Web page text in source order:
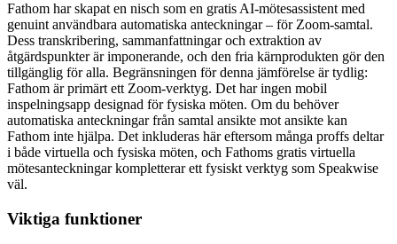
Fathom har skapat en nisch som en gratis AI-mötesassistent med
genuint användbara automatiska anteckningar – för Zoom-samtal.
Dess transkribering, sammanfattningar och extraktion av
åtgärdspunkter är imponerande, och den fria kärnprodukten gör den
tillgänglig för alla. Begränsningen för denna jämförelse är tydlig:
Fathom är primärt ett Zoom-verktyg. Det har ingen mobil
inspelningsapp designad för fysiska möten. Om du behöver
automatiska anteckningar från samtal ansikte mot ansikte kan
Fathom inte hjälpa. Det inkluderas här eftersom många proffs deltar
i både virtuella och fysiska möten, och Fathoms gratis virtuella
mötesanteckningar kompletterar ett fysiskt verktyg som Speakwise
väl.
Viktiga funktioner